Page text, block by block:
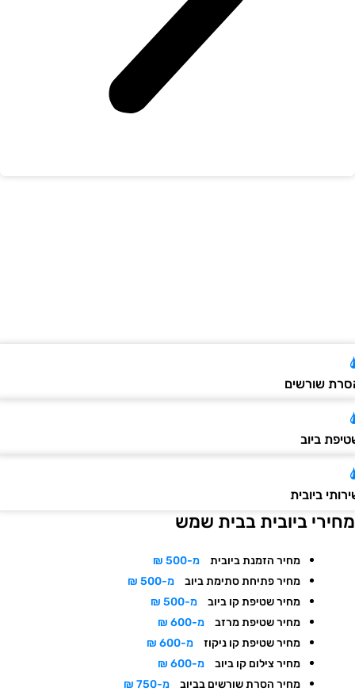
שורשים
ביוב
ביובית
ביובית בבית שמש
מחיר הזמנת ביובית
מ-500 ₪
מחיר פתיחת סתימת ביוב
מ-500 ₪
מחיר שטיפת קו ביוב
מ-500 ₪
מחיר שטיפת מרזב
מ-600 ₪
מחיר שטיפת קו ניקוז
מ-600 ₪
מחיר צילום קו ביוב
מ-600 ₪
מחיר הסרת שורשים בביוב
מ-750 ₪